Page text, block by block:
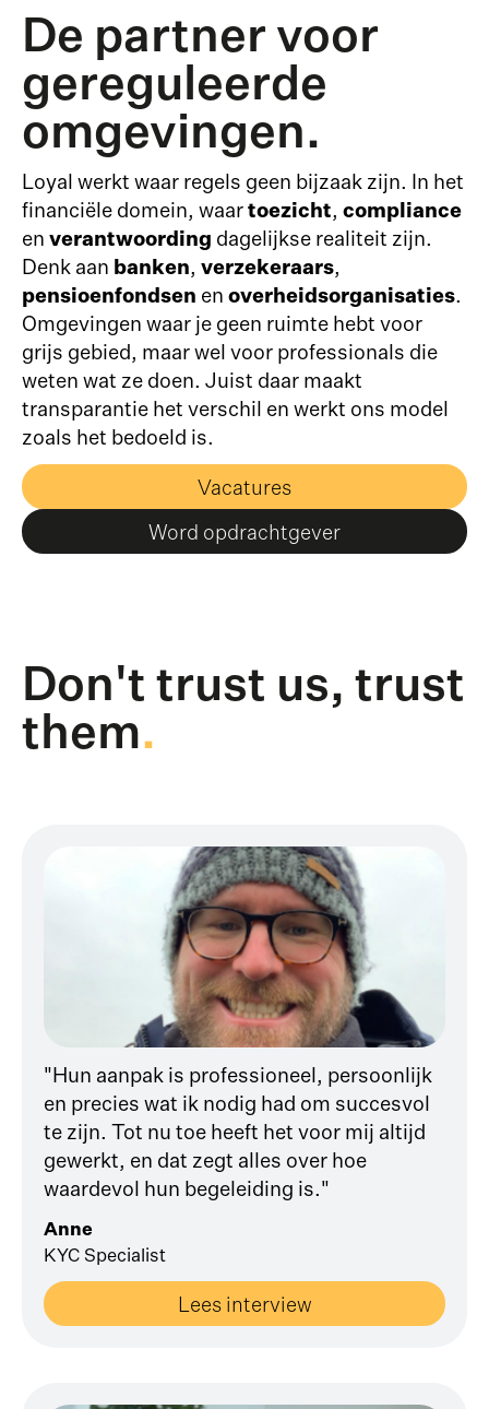
De partner voor
gereguleerde
omgevingen.
Loyal werkt waar regels geen bijzaak zijn. In het
financiële domein, waartoezicht, compliance
en verantwoording dagelijkse realiteit zijn.
Denk aan banken, verzekeraars,
pensioenfondsen en overheidsorganisaties.
Omgevingen waar je geen ruimte hebt voor
grijs gebied, maar wel voor professionals die
weten wat ze doen. Juist daar maakt
transparantie het verschil en werkt ons model
zoals het bedoeld is.
Vacatures
Word opdrachtgever
Don't trust us, trust
them.
"Hun aanpak is professioneel, persoonlijk
en precies wat ik nodig had om succesvol
te zijn. Tot nu toe heeft het voor mij altijd
gewerkt, en dat zegt alles over hoe
waardevol hun begeleiding is."
Anne
KYC Specialist
Lees interview